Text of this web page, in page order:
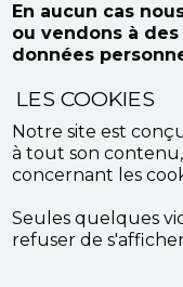
En aucun cas
ou vendons à
données
LES COOKIES
Notre site est
à tout son
concernant les
Seules quelques
refuser de